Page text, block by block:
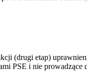
(drugi etap)
PSE i nie prowadzące